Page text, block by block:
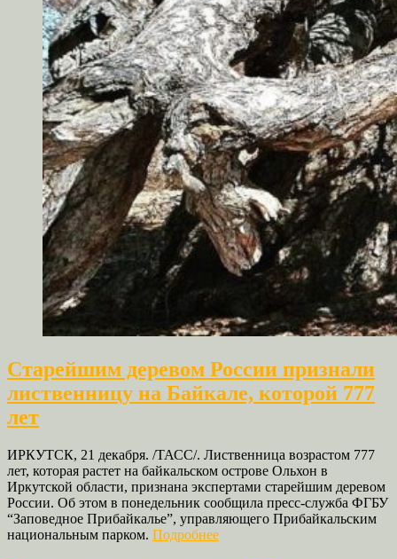
Старейшим деревом России признали
лиственницу на Байкале, которой 777
лет
ИРКУТСК, 21 декабря. /ТАСС/. Лиственница возрастом 777
лет, которая растет на байкальском острове Ольхон в
Иркутской области, признана экспертами старейшим деревом
России. Об этом в понедельник сообщила пресс-служба ФГБУ
“Заповедное Прибайкалье”, управляющего Прибайкальским
национальным парком. Подробнее